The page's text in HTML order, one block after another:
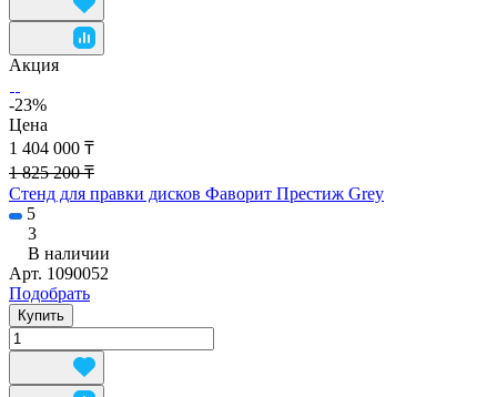
Акция
-23%
Цена
1 404 000 ₸
1 825 200 ₸
Стенд для правки дисков Фаворит Престиж Grey
5
3
В наличии
Арт. 1090052
Подобрать
Купить